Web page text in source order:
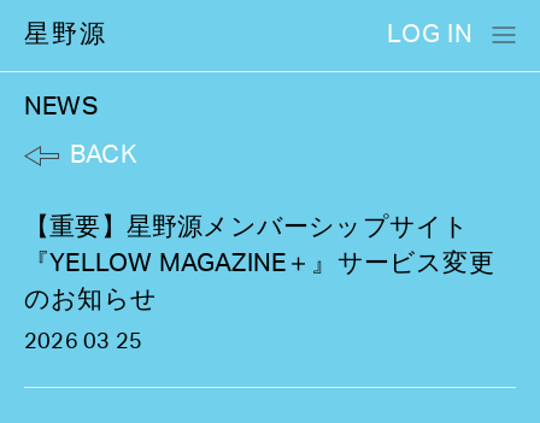
星野源 LOG IN
NEWS
BACK
【重要】星野源メンバーシップサイト
『YELLOW MAGAZINE＋』サービス変更
のお知らせ
2026 03 25